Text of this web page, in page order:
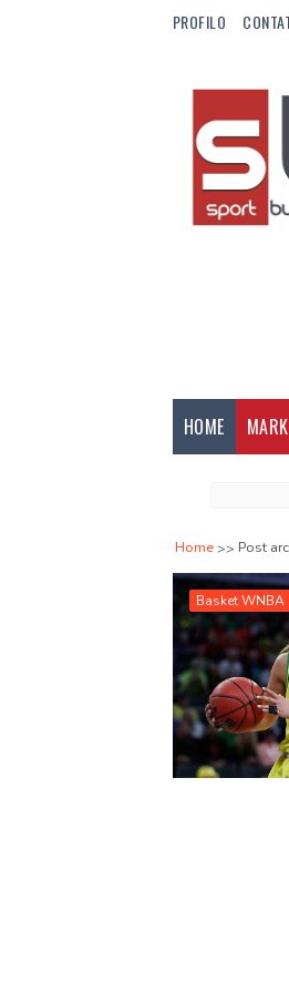
PROFILO
HOME
Home Post
Basket WNBA